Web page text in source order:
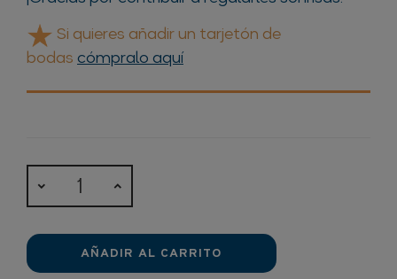
Si quieres añadir un tarjetón de
bodascómpralo aquí
AÑADIR AL CARRITO